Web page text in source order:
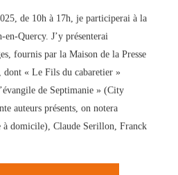
de 10h à 17h, je participerai à la
Quercy. J’y présenterai
fournis par la Maison de la Presse
dont « Le Fils du cabaretier »
de Septimanie » (City
auteurs présents, on notera
domicile), Claude Serillon, Franck